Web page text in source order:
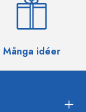
Många idéer